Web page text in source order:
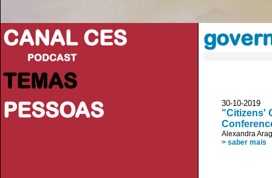
CANAL CES
PODCAST
TEMAS
PESSOAS
30-10-
"Citizens'
Alexandra
> saber mais